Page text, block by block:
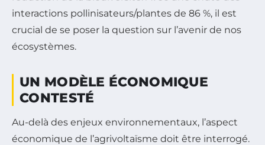
interactions pollinisateurs/plantes de 86 %, il est
crucial de se poser la question sur l’avenir de nos
écosystèmes.
UN MODÈLE ÉCONOMIQUE
CONTESTÉ
Au-delà des enjeux environnementaux, l’aspect
économique de l’agrivoltaïsme doit être interrogé.